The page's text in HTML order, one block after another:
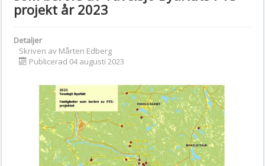
projekt år 2023
Detaljer
Skriven av Mårten Edberg
Publicerad 04 augusti 2023